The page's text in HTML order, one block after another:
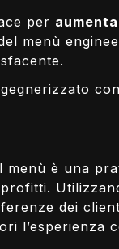
per
menù
menù è una
dei
l’esperienza